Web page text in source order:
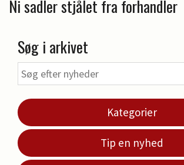
Ni sadler stjålet fra forhandler
Søg i arkivet
Kategorier
Tip en nyhed